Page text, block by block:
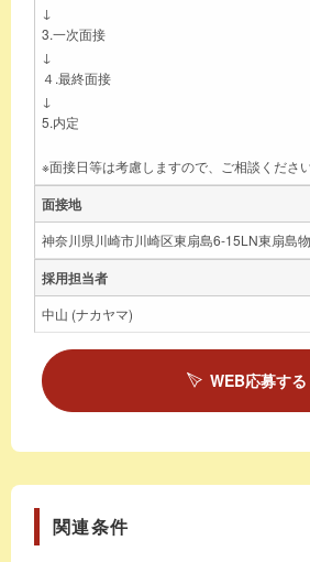
↓
3.一次面接
↓
４.最終面接
↓
5.内定
※面接日等は考慮しますので、ご相談ください
面接地
神奈川県川崎市川崎区東扇島6-15LN東扇島
採用担当者
中山 (ナカヤマ)
WEB応募する
関連条件